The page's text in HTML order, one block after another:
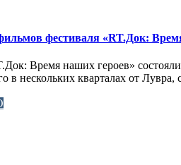
фестиваля «RT.Док:
Время наших героев»
в нескольких кварталах от